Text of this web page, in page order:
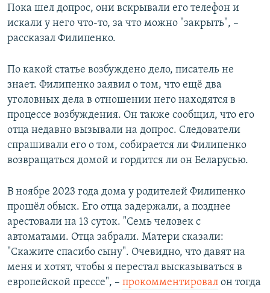
Пока шел допрос, они вскрывали его телефон и
искали у него что-то, за что можно "закрыть", –
рассказал Филипенко.
По какой статье возбуждено дело, писатель не
знает. Филипенко заявил о том, что ещё два
уголовных дела в отношении него находятся в
процессе возбуждения. Он также сообщил, что его
отца недавно вызывали на допрос. Следователи
спрашивали его о том, собирается ли Филипенко
возвращаться домой и гордится ли он Беларусью.
В ноябре 2023 года дома у родителей Филипенко
прошёл обыск. Его отца задержали, а позднее
арестовали на 13 суток. "Семь человек с
автоматами. Отца забрали. Матери сказали:
"Скажите спасибо сыну". Очевидно, что давят на
меня и хотят, чтобы я перестал высказываться в
европейской прессе", – прокомментировал он тогда